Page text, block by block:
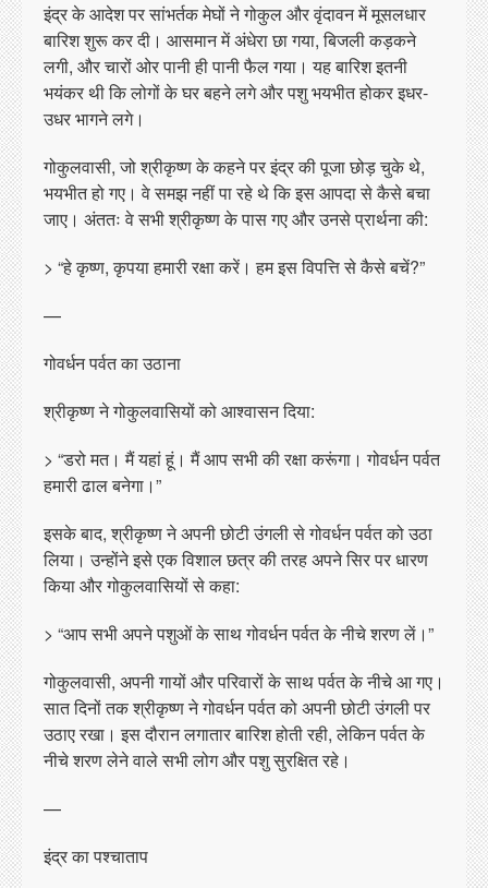
इंद्र के आदेश पर सांभर्तक मेघों ने गोकुल और वृंदावन में मूसलधार
बारिश शुरू कर दी। आसमान में अंधेरा छा गया, बिजली कड़कने
लगी, और चारों ओर पानी ही पानी फैल गया। यह बारिश इतनी
भयंकर थी कि लोगों के घर बहने लगे और पशु भयभीत होकर इधर-
उधर भागने लगे।
गोकुलवासी, जो श्रीकृष्ण के कहने पर इंद्र की पूजा छोड़ चुके थे,
भयभीत हो गए। वे समझ नहीं पा रहे थे कि इस आपदा से कैसे बचा
जाए। अंततः वे सभी श्रीकृष्ण के पास गए और उनसे प्रार्थना की:
> “हे कृष्ण, कृपया हमारी रक्षा करें। हम इस विपत्ति से कैसे बचें?”
—
गोवर्धन पर्वत का उठाना
श्रीकृष्ण ने गोकुलवासियों को आश्वासन दिया:
> “डरो मत। मैं यहां हूं। मैं आप सभी की रक्षा करूंगा। गोवर्धन पर्वत
हमारी ढाल बनेगा।”
इसके बाद, श्रीकृष्ण ने अपनी छोटी उंगली से गोवर्धन पर्वत को उठा
लिया। उन्होंने इसे एक विशाल छत्र की तरह अपने सिर पर धारण
किया और गोकुलवासियों से कहा:
> “आप सभी अपने पशुओं के साथ गोवर्धन पर्वत के नीचे शरण लें।”
गोकुलवासी, अपनी गायों और परिवारों के साथ पर्वत के नीचे आ गए।
सात दिनों तक श्रीकृष्ण ने गोवर्धन पर्वत को अपनी छोटी उंगली पर
उठाए रखा। इस दौरान लगातार बारिश होती रही, लेकिन पर्वत के
नीचे शरण लेने वाले सभी लोग और पशु सुरक्षित रहे।
—
इंद्र का पश्चाताप